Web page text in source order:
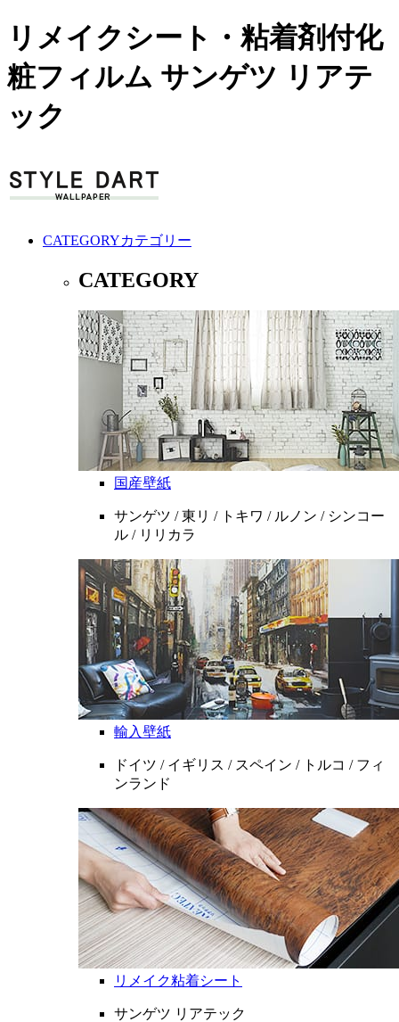
リメイクシート・粘着剤付化
粧フィルム サンゲツ リアテ
ック
CATEGORYカテゴリー
CATEGORY
国産壁紙
サンゲツ / 東リ / トキワ / ルノン / シンコー
ル / リリカラ
輸入壁紙
ドイツ / イギリス / スペイン / トルコ / フィ
ンランド
リメイク粘着シート
サンゲツ リアテック